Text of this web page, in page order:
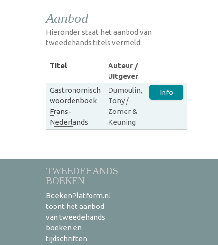
Aanbod
Hieronder staat het aanbod van
tweedehands titels vermeld:
Titel
Auteur /
Uitgever
Gastronomisch
woordenboek
Frans-
Nederlands
Dumoulin,
Tony /
Zomer &
Keuning
Info
TWEEDEHANDS
BOEKEN
BoekenPlatform.nl
toont het aanbod
van tweedehands
boeken en
tijdschriften